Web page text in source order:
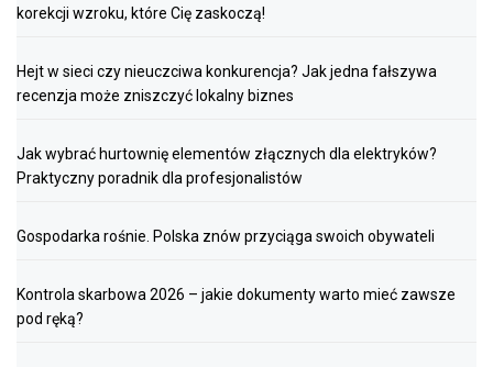
korekcji wzroku, które Cię zaskoczą!
Hejt w sieci czy nieuczciwa konkurencja? Jak jedna fałszywa
recenzja może zniszczyć lokalny biznes
Jak wybrać hurtownię elementów złącznych dla elektryków?
Praktyczny poradnik dla profesjonalistów
Gospodarka rośnie. Polska znów przyciąga swoich obywateli
Kontrola skarbowa 2026 – jakie dokumenty warto mieć zawsze
pod ręką?